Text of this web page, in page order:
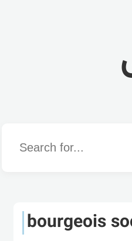
Word
bourgeois